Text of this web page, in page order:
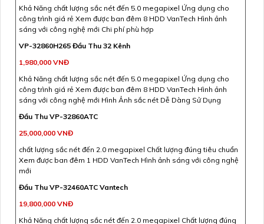
Khả Năng chất lượng sắc nét đến 5.0 megapixel Ứng dụng cho
công trình giá rẻ Xem được ban đêm 8 HDD VanTech Hình ảnh
sáng với công nghệ mới Chi phí phù hợp
VP-32860H265 Đầu Thu 32 Kênh
1,980,000 VNĐ
Khả Năng chất lượng sắc nét đến 5.0 megapixel Ứng dụng cho
công trình giá rẻ Xem được ban đêm 8 HDD VanTech Hình ảnh
sáng với công nghệ mới Hình Ảnh sắc nét Dễ Dàng Sử Dụng
Đầu Thu VP-32860ATC
25,000,000 VNĐ
chất lượng sắc nét đến 2.0 megapixel Chất lượng đúng tiêu chuẩn
Xem được ban đêm 1 HDD VanTech Hình ảnh sáng với công nghệ
mới
Đầu Thu VP-32460ATC Vantech
19,800,000 VNĐ
Khả Năng chất lượng sắc nét đến 2.0 megapixel Chất lượng đúng